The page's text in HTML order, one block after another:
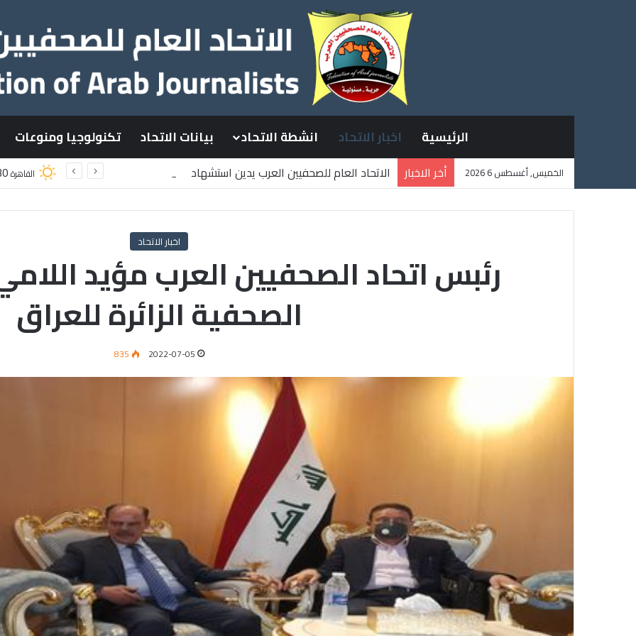
الرئيسية اخبار الاتحاد انشطة الاتحاد بيانات الاتحاد تكنولوجيا ومنوعات
الخميس, أغسطس 6 2026 أخر الاخبار
الاتحاد العام للصحفيين العرب يدين استشهاد
القاهرة
اخبار الاتحاد
رئبس اتحاد الصحفيين العرب مؤيد
الصحفية الزائرة للعراق
2022-07-05
835